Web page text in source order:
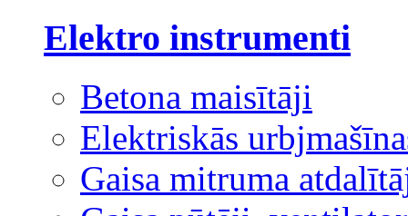
Elektro instrumenti
Betona maisītāji
Elektriskās
Gaisa mitruma